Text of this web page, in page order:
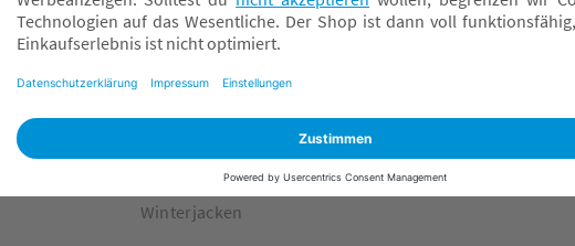
name it Schneeanzüge & Softshellanzüge
Schneeanzüge
Winterjacken